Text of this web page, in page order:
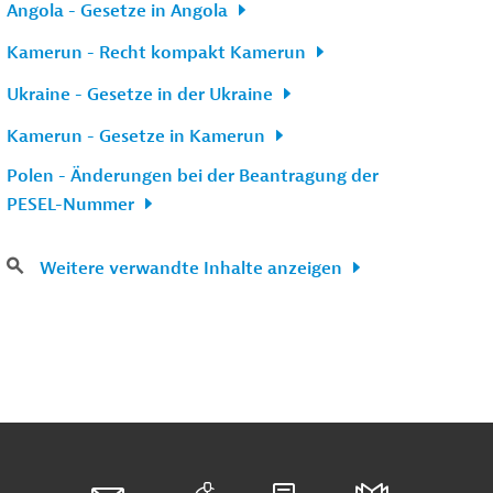
Angola - Gesetze in Angola
Kamerun - Recht kompakt Kamerun
Ukraine - Gesetze in der Ukraine
Kamerun - Gesetze in Kamerun
Polen - Änderungen bei der Beantragung der
PESEL-Nummer
Weitere verwandte Inhalte anzeigen